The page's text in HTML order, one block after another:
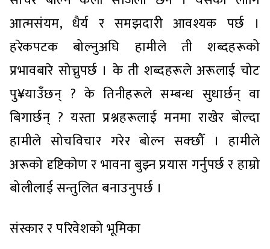
आत्मसंयम, धैर्य र समझदारी आवश्यक पर्छ ।
हरेकपटक बोल्नुअघि हामीले ती शब्दहरूको
प्रभावबारे सोच्नुपर्छ । के ती शब्दहरूले अरूलाई चोट
पु¥याउँछन् ? के तिनीहरूले सम्बन्ध सुधार्छन् वा
बिगार्छन् ? यस्ता प्रश्नहरूलाई मनमा राखेर बोल्दा
हामीले सोचविचार गरेर बोल्न सक्छौँ । हामीले
अरूको दृष्टिकोण र भावना बुझ्न प्रयास गर्नुपर्छ र हाम्रो
बोलीलाई सन्तुलित बनाउनुपर्छ ।
संस्कार र परिवेशको भूमिका